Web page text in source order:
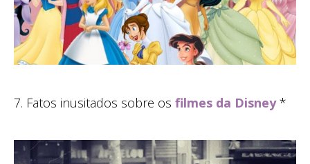
7. Fatos inusitados sobre os filmes da Disney*